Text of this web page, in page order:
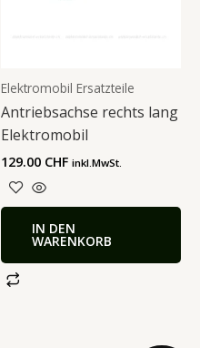
Elektromobil Ersatzteile
Antriebsachse rechts lang
Elektromobil
129.00 CHF inkl.MwSt.
IN DEN
WARENKORB